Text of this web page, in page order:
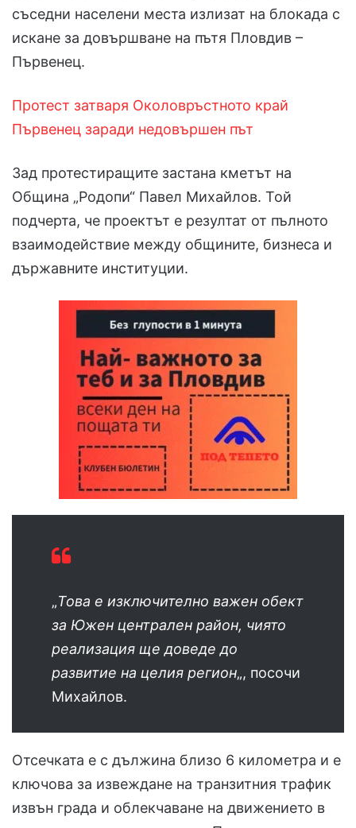
съседни населени места излизат на блокада с
искане за довършване на пътя Пловдив –
Първенец.
Протест затваря Околовръстното край
Първенец заради недовършен път
Зад протестиращите застана кметът на
Община „Родопи“ Павел Михайлов. Той
подчерта, че проектът е резултат от пълното
взаимодействие между общините, бизнеса и
държавните институции.
„Това е изключително важен обект
за Южен централен район, чиято
реализация ще доведе до
развитие на целия регион„, посочи
Михайлов.
Отсечката е с дължина близо 6 километра и е
ключова за извеждане на транзитния трафик
извън града и облекчаване на движението в